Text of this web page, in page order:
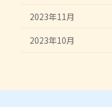
2023年11月
2023年10月